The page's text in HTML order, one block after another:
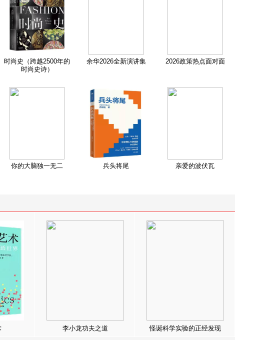
时尚史（跨越2500年的
时尚史诗）
余华2026全新演讲集 2026政策热点面对面
你的大脑独一无二 兵头将尾 亲爱的波伏瓦
李小龙功夫之道 怪诞科学实验的正经发现